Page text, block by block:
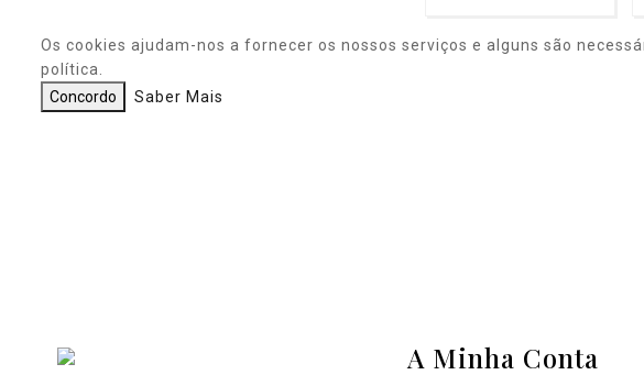
Os cookies ajudam-nos a fornecer os nossos serviços e alguns são
política.
Concordo
Saber Mais
A Minha Conta